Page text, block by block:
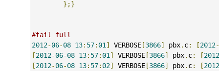
};}
#tail full
2012-06-08 13: 57: 01 ] VERBOSE[3866] pbx. c: [2012-
[2012-06-08 13: 57: 01 ] VERBOSE[3866] pbx. c: [2012
[2012-06-08 13: 57: 02] VERBOSE[3866] pbx. c: [2012